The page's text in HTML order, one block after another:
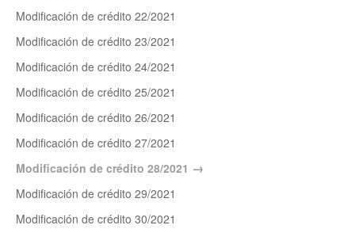
Modificación de crédito 22/2021
Modificación de crédito 23/2021
Modificación de crédito 24/2021
Modificación de crédito 25/2021
Modificación de crédito 26/2021
Modificación de crédito 27/2021
Modificación de crédito 28/2021
Modificación de crédito 29/2021
Modificación de crédito 30/2021